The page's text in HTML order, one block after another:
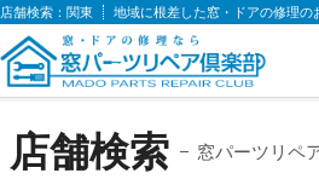
店舗検索：関東 地域に根差した窓・ドアの修理
店舗検索 窓パーツリペ